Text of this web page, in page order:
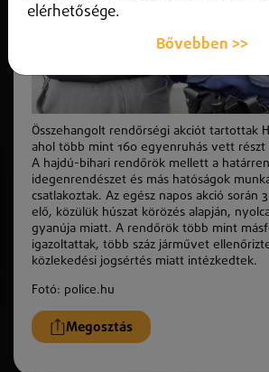
Összehangolt rendőrségi akciót tartottak
ahol több mint 160 egyenruhás vett részt
A hajdú-bihari rendőrök mellett a
idegenrendészet és más hatóságok
csatlakoztak. Az egész napos akció során
elő, közülük húszat körözés alapján,
gyanúja miatt. A rendőrök több mint
igazoltattak, több száz járművet
közlekedési jogsértés miatt intézkedtek.
Fotó: police.hu
Megosztás
elérhetősége.
Bővebben >>